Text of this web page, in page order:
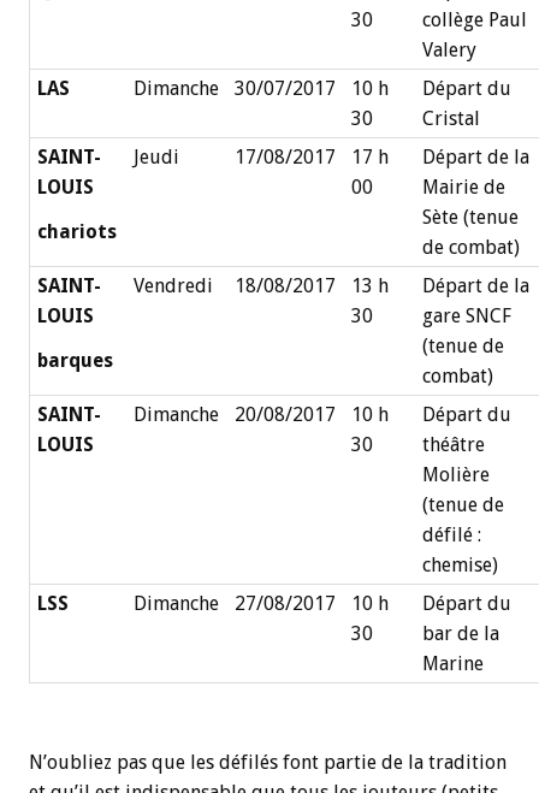
30
collège Paul
Valery
LAS
Dimanche 30/07/2017
10 h
30
Départ du
Cristal
SAINT-
LOUIS
chariots
Jeudi 17/08/2017
17 h
00
Départ de la
Mairie de
Sète (tenue
de combat)
SAINT-
LOUIS
barques
Vendredi 18/08/2017
13 h
30
Départ de la
gare SNCF
(tenue de
combat)
SAINT-
LOUIS
Dimanche 20/08/2017
10 h
30
Départ du
théâtre
Molière
(tenue de
défilé :
chemise)
LSS
Dimanche 27/08/2017
10 h
30
Départ du
bar de la
Marine
N’oubliez pas que les défilés font partie de la tradition